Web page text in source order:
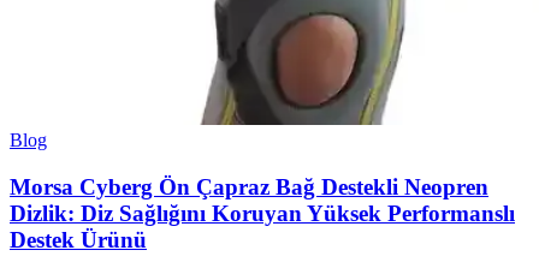
Blog
Morsa Cyberg Ön Çapraz Bağ Destekli Neopren
Dizlik: Diz Sağlığını Koruyan Yüksek Performanslı
Destek Ürünü